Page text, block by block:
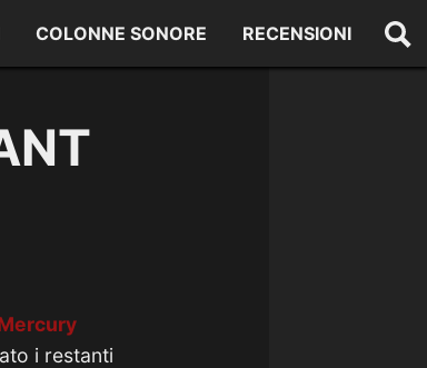
COLONNE SONORE RECENSIONI
i restanti